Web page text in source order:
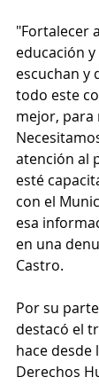
"Fortalecer
educación
escuchan y
todo este
mejor,
atención al
esté
con el
esa
en una
Castro.
Por su
destacó el
hace desde
Derechos